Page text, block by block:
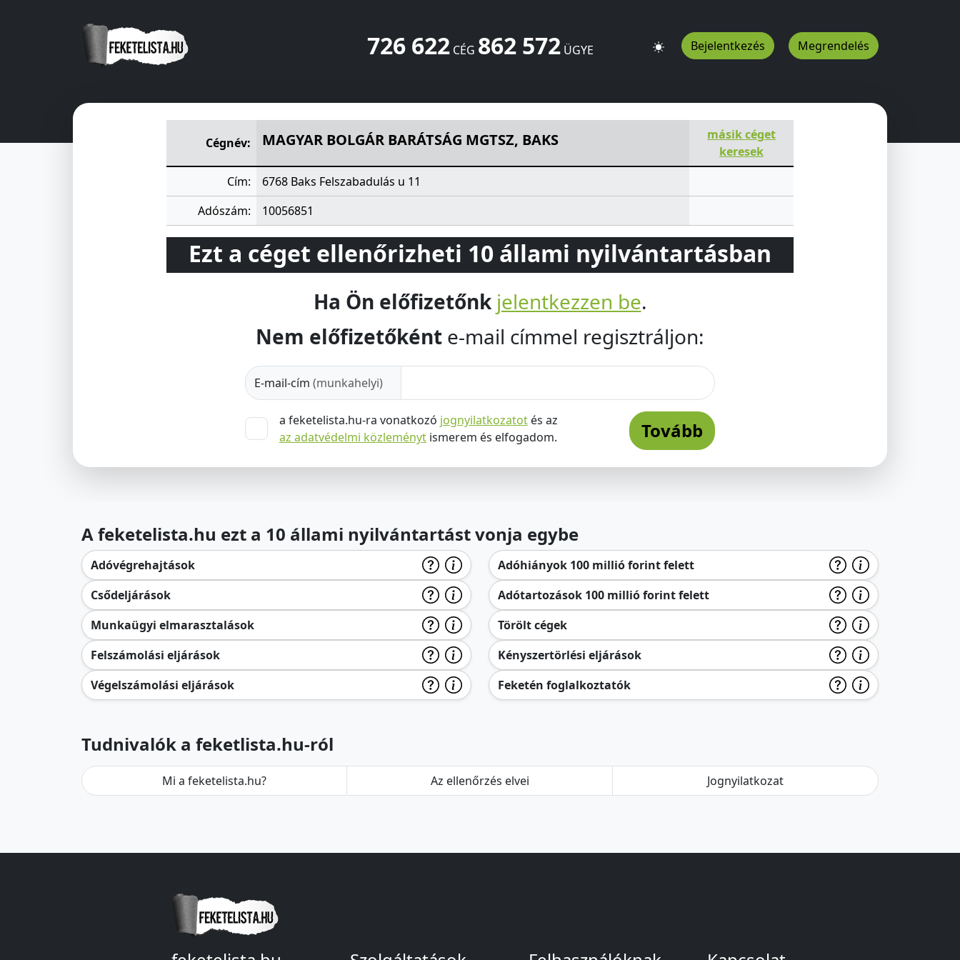
726 622CÉG 862 572ÜGYE Bejelentkezés Megrendelés
Cégnév:
MAGYAR BOLGÁR BARÁTSÁG MGTSZ, BAKS
másik céget
keresek
Cím:
6768 Baks Felszabadulás u 11
Adószám:
10056851
Ezt a céget ellenőrizheti 10 állami nyilvántartásban
Ha Ön előfizetőnk jelentkezzen be.
Nem előfizetőként e-mail címmel regisztráljon:
E-mail-cím (munkahelyi)
a feketelista.hu-ra vonatkozó jognyilatkozatotés az
az adatvédelmi közleménytismerem és elfogadom. Tovább
A feketelista.hu ezt a 10 állami nyilvántartást vonja egybe
Adóvégrehajtások
Csődeljárások
Munkaügyi elmarasztalások
Felszámolási eljárások
Végelszámolási eljárások
Adóhiányok 100 millió forint felett
Adótartozások 100 millió forint felett
Törölt cégek
Kényszertörlési eljárások
Feketén foglalkoztatók
Tudnivalók a feketlista.hu-ról
Mi a feketelista.hu? Az ellenőrzés elvei Jognyilatkozat